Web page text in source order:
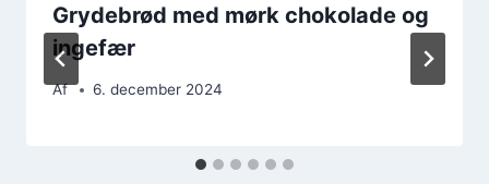
Grydebrød med mørk chokolade og
ingefær
Af 6. december 2024